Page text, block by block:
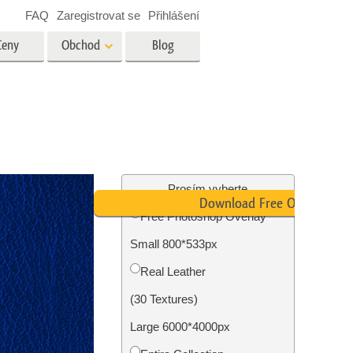
nemovitostí
Foto Obnovení Služby
Obchod Blog
FAQ Zaregistrovat se Přihlášení
Prosím vyberte
Free Photoshop Overlay
Small 800*533px
Real Leather
(30 Textures)
Large 6000*4000px
Download Free Overlay